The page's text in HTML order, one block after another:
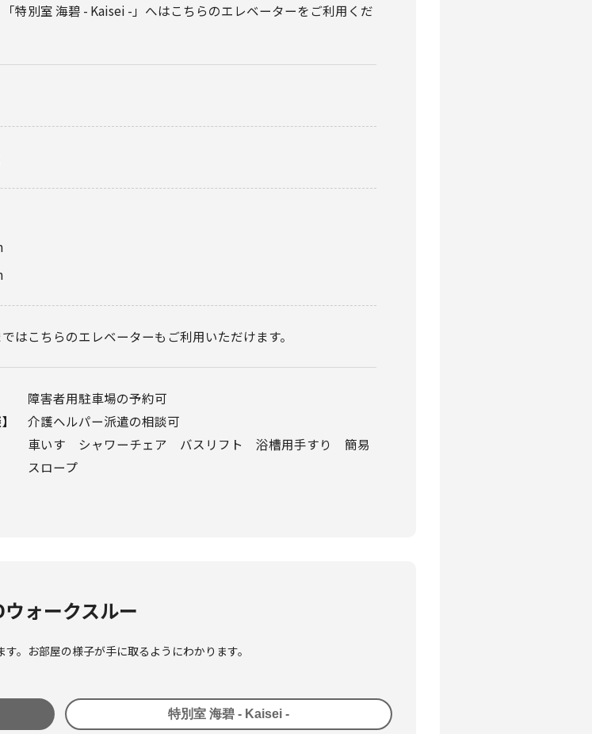
特別室 海碧 - Kaisei -」へはこちらのエレベーターをご利用くだ
ではこちらのエレベーターもご利用いただけます。
障害者用駐車場の予約可
】
介護ヘルパー派遣の相談可
⾞いす シャワーチェア バスリフト 浴槽⽤⼿すり 簡易
スロープ
ウォークスルー
。お部屋の様子が手に取るようにわかります。
特別室 海碧 - Kaisei -